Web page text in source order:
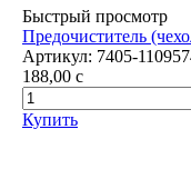
Быстрый просмотр
Предочиститель
Артикул: 7405-
188,00 c
Купить